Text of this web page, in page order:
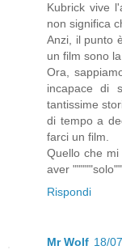
Kubrick vive
non significa
Anzi, il punto
un film sono
Ora,
incapace di
tantissime
di tempo a
farci un film.
Quello che
aver
Rispondi
Mr Wolf 18/